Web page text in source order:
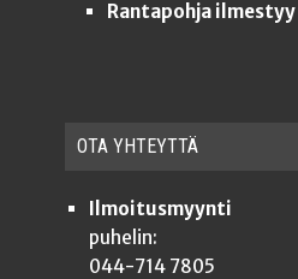
Rantapohja
OTA YHTEYT­TÄ
Ilmoitusmyynti
puhelin:
044-714 7805